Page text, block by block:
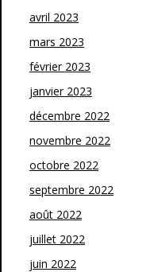
avril 2023
mars 2023
février 2023
janvier 2023
décembre 2022
novembre 2022
octobre 2022
septembre 2022
août 2022
juillet 2022
juin 2022